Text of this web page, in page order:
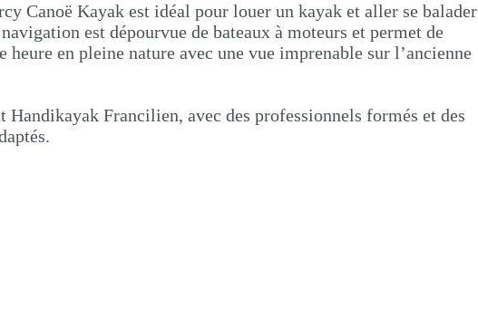
Canoë Kayak est idéal pour louer un kayak et aller se balader
est dépourvue de bateaux à moteurs et permet de
heure en pleine nature avec une vue imprenable sur l’ancienne
Francilien, avec des professionnels formés et des